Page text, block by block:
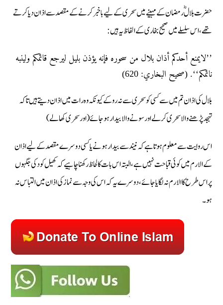
حضرت بلالؓ رمضان کے مہینے میں سحر ی کے لیے باخبر کرنے کے مقصد سے اذان دیا کرتے
تھے، اس سلسلے میں صحیح بخاری کے الفاظ یہ ہیں:
’’لايمنع أحدکم أذان بلال من سحوره فإنه يؤذن بليل ليرجع قائمکم ولينبه
نائمکم‘‘. (صحيح البخاري: 620)
بلال کی اذان تم میں سے کسی کو سحری سے نہ روکے کیونکہ وہ رات میں اذان دیتے ہیں تاکہ
تہجد پڑھنے والا سحری کرلے اور سونے والا بیدار ہوجائے (اور سحری کھالے)
اس روایت سے معلوم ہوتا ہے کہ نیند سے بیدار ہونے یا کسی دوسرے مقصد کے لیے اذان
کے الارم میں کوئی قباحت نہیں ہے، البتہ اس بات کالحاظ رکھنا چاہیے کہ کھیل کود کی جگہوں
پر اس طرح کا الارم نہ لگایاجائے، دوسرے یہ کہ اس کی وجہ سے نماز کی اذان میں التباس نہ
ہو۔